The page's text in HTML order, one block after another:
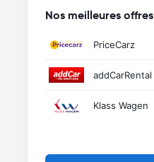
Nos meilleures offres
PriceCarz
addCarRental
Klass Wagen